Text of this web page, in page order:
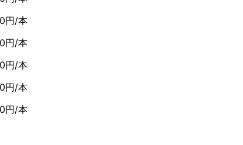
円/本
円/本
円/本
円/本
円/本